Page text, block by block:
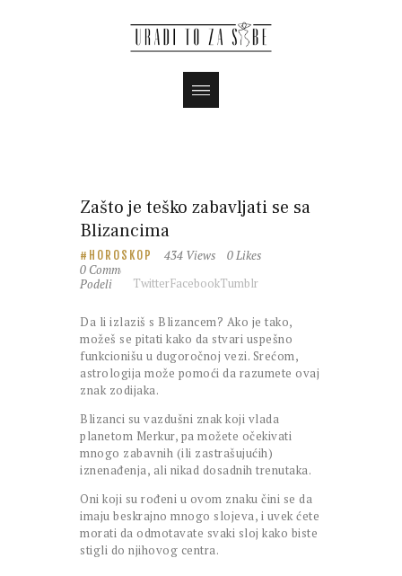
Zašto je teško zabavljati se sa
Blizancima
HOROSKOP 434 Views 0 Likes
0 Comments
Podeli
TwitterFacebookTumblr
Da li izlaziš s Blizancem? Ako je tako,
možeš se pitati kako da stvari uspešno
funkcionišu u dugoročnoj vezi. Srećom,
astrologija može pomoći da razumete ovaj
znak zodijaka.
Blizanci su vazdušni znak koji vlada
planetom Merkur, pa možete očekivati
mnogo zabavnih (ili zastrašujućih)
iznenađenja, ali nikad dosadnih trenutaka.
Oni koji su rođeni u ovom znaku čini se da
imaju beskrajno mnogo slojeva, i uvek ćete
morati da odmotavate svaki sloj kako biste
stigli do njihovog centra.